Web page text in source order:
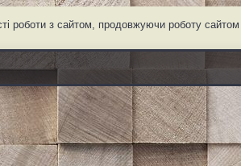
роботи з сайтом, продовжуючи роботу